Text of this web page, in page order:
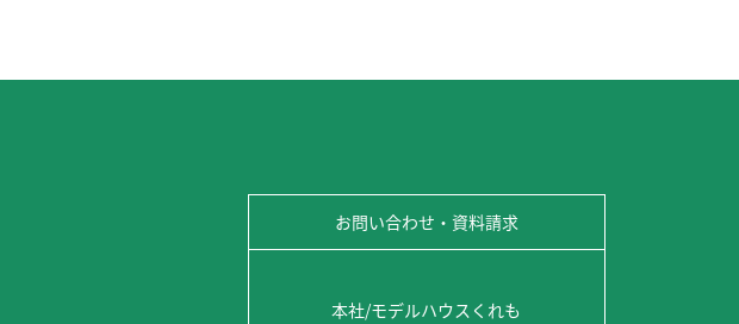
お問い合わせ・資料請求
本社/モデルハウスくれも